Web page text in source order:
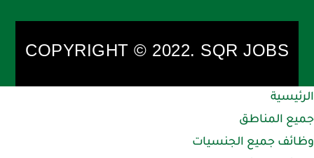
COPYRIGHT © 2022. SQR JOBS
الرئيسية
جميع المناطق
وظائف جميع الجنسيات